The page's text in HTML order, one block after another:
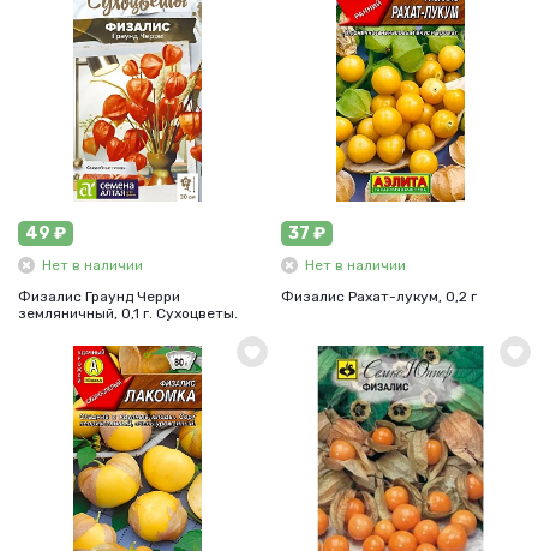
49 ₽
Нет в наличии
Физалис Граунд Черри
земляничный, 0,1 г. Сухоцветы.
37 ₽
Нет в наличии
Физалис Рахат-лукум, 0,2 г